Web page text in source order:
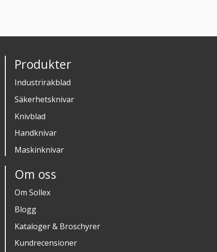
Produkter
Industrirakblad
Säkerhetsknivar
Knivblad
Handknivar
Maskinknivar
Om oss
Om Sollex
Blogg
Kataloger & Broschyrer
Kundrecensioner